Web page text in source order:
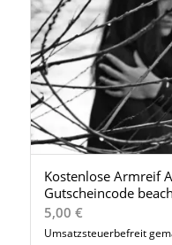
Kostenlose Armreif
Gutscheincode
5,00 €
Umsatzsteuerbefreit